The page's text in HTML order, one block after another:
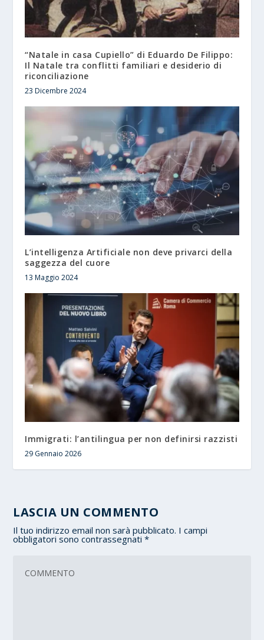
“Natale in casa Cupiello” di Eduardo De Filippo:
Il Natale tra conflitti familiari e desiderio di
riconciliazione
23 Dicembre 2024
L’intelligenza Artificiale non deve privarci della
saggezza del cuore
13 Maggio 2024
Immigrati: l’antilingua per non definirsi razzisti
29 Gennaio 2026
LASCIA UN COMMENTO
Il tuo indirizzo email non sarà pubblicato. I campi
obbligatori sono contrassegnati*